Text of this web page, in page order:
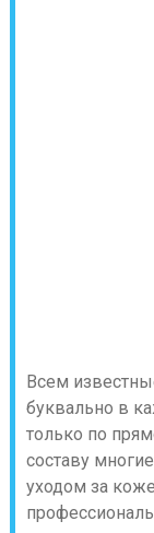
Всем
буквально в
только по
составу
уходом за